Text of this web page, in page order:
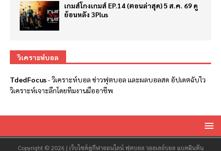
เกมส์โกงเกมส์ EP.14 (ตอนล่าสุด) 5 ส.ค. 69 ดู
ย้อนหลัง 3Plus
วิเคราะห์บอล
TdedFocus-วิเคราะห์บอล ข่าวฟุตบอล และผลบอลสด อัปเดตฉับไว
วิเคราะห์เจาะลึกโดยทีมงานมืออาชีพ
Copyright © 2026 | เว็บไซต์ดูกีฬาออนไลน์ ฟุตบอล วอลเลย์บอล แบดมินตัน